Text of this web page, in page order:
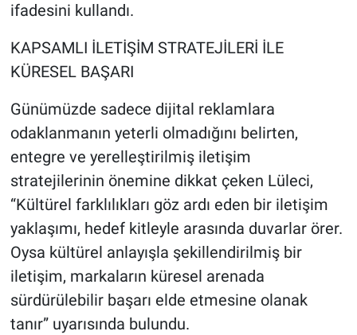
ifadesini kullandı.
KAPSAMLI İLETİŞİM STRATEJİLERİ İLE
KÜRESEL BAŞARI
Günümüzde sadece dijital reklamlara
odaklanmanın yeterli olmadığını belirten,
entegre ve yerelleştirilmiş iletişim
stratejilerinin önemine dikkat çeken Lüleci,
“Kültürel farklılıkları göz ardı eden bir iletişim
yaklaşımı, hedef kitleyle arasında duvarlar örer.
Oysa kültürel anlayışla şekillendirilmiş bir
iletişim, markaların küresel arenada
sürdürülebilir başarı elde etmesine olanak
tanır” uyarısında bulundu.